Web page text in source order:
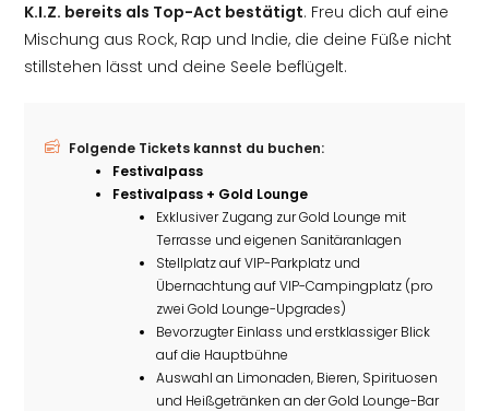
K.I.Z. bereits als Top-Act bestätigt. Freu dich auf eine
Mischung aus Rock, Rap und Indie, die deine Füße nicht
stillstehen lässt und deine Seele beflügelt.
Folgende Tickets kannst du buchen:
Festivalpass
Festivalpass + Gold Lounge
Exklusiver Zugang zur Gold Lounge mit
Terrasse und eigenen Sanitäranlagen
Stellplatz auf VIP-Parkplatz und
Übernachtung auf VIP-Campingplatz (pro
zwei Gold Lounge-Upgrades)
Bevorzugter Einlass und erstklassiger Blick
auf die Hauptbühne
Auswahl an Limonaden, Bieren, Spirituosen
und Heißgetränken an der Gold Lounge-Bar